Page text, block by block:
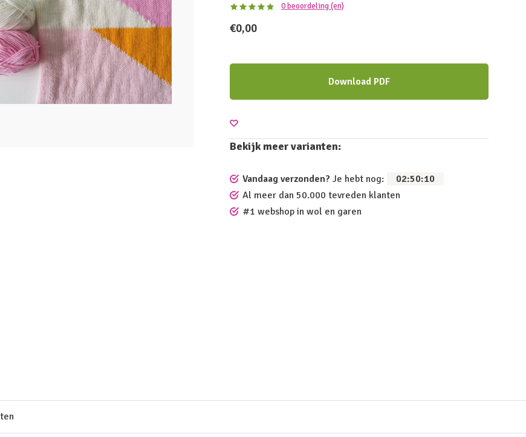
0 beoordeling (en)
€0,00
Download PDF
Bekijk meer varianten:
Vandaag verzonden? Je hebt nog: 02:50:09
Al meer dan 50.000 tevreden klanten
#1 webshop in wol en garen